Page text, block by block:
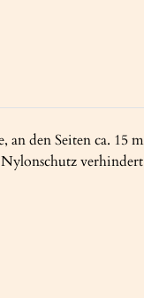
den Seiten ca. 15